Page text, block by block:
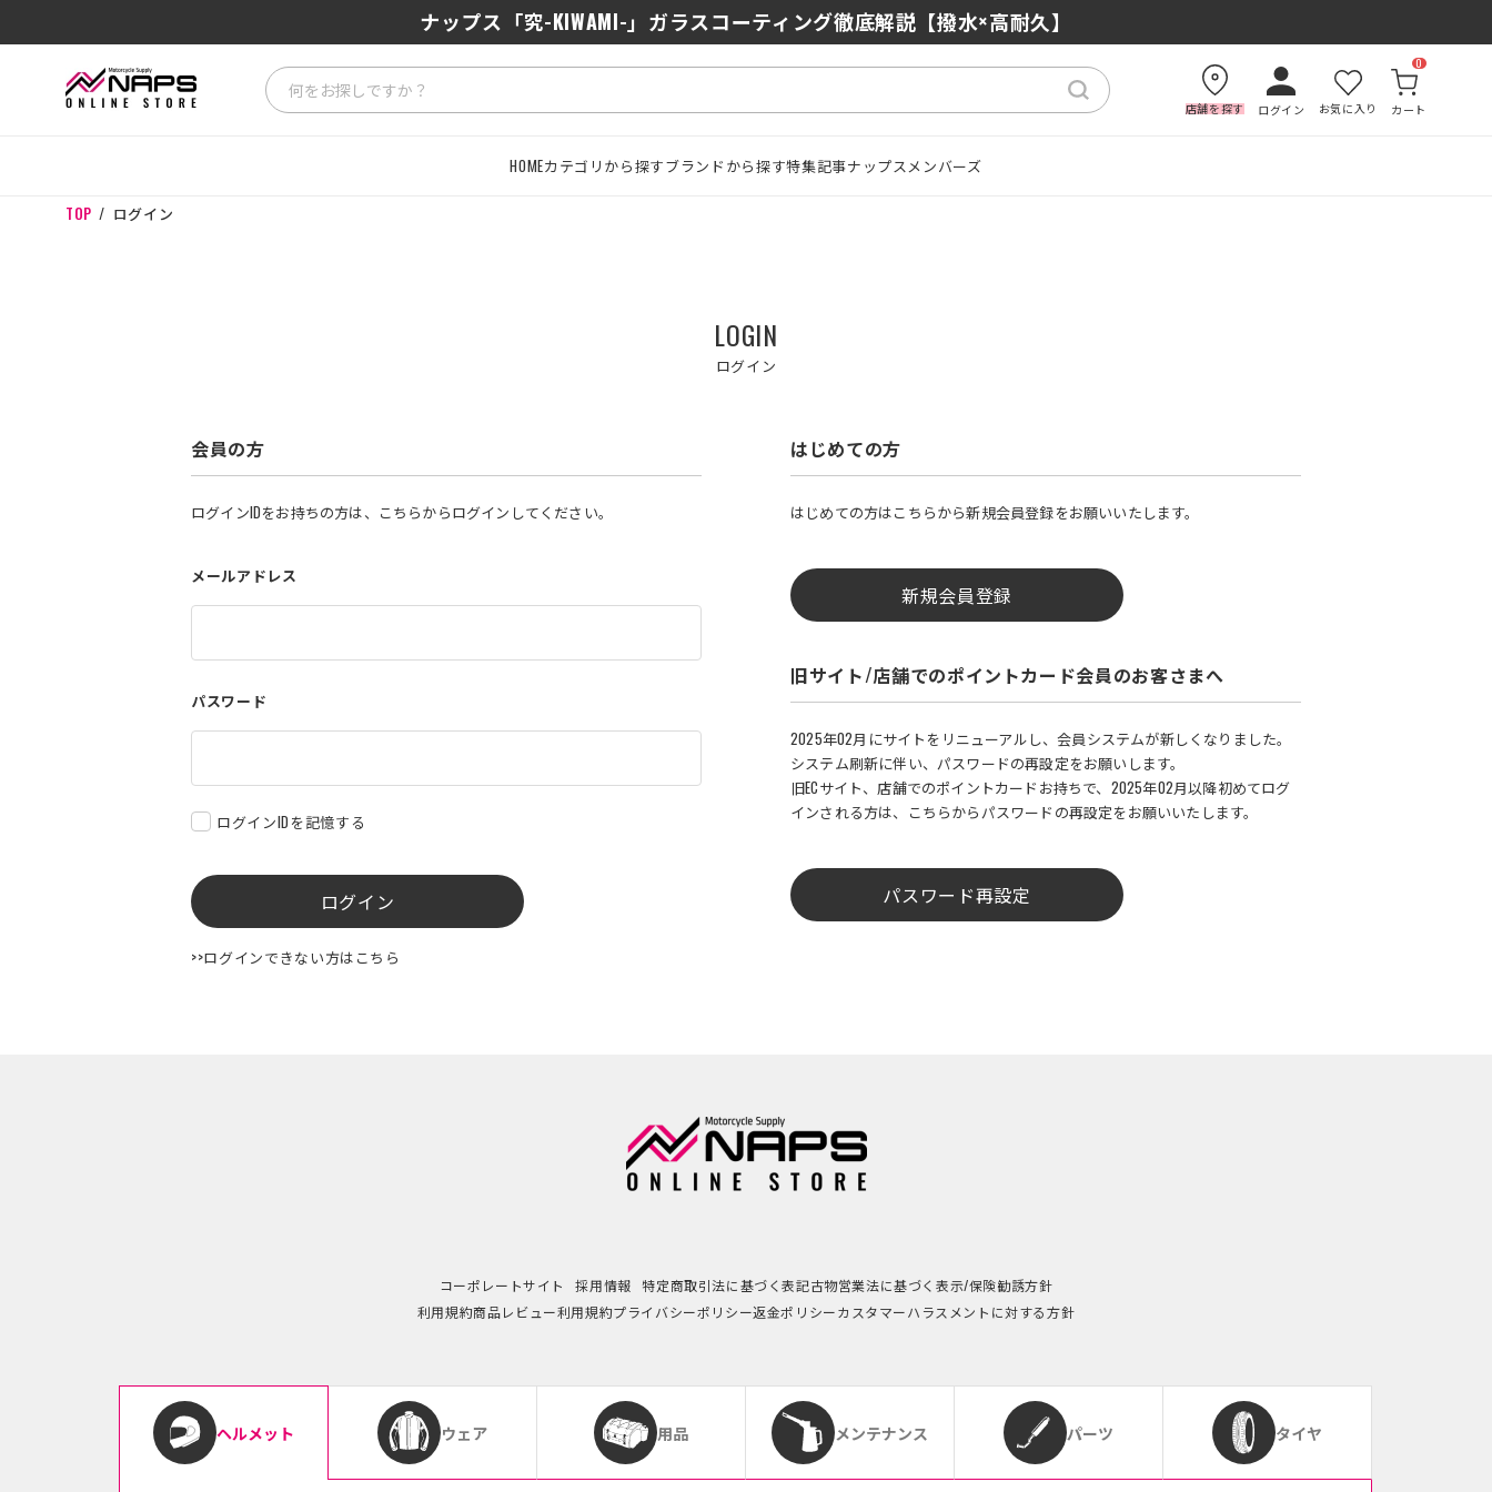
ナップス「究-KIWAMI-」ガラスコーティング徹底解説【撥水×高耐久】
店舗を探す ログイン お気に入り カート
0
HOMEカテゴリから探すブランドから探す特集記事ナップスメンバーズ
TOP ログイン
LOGIN
ログイン
会員の方
ログインIDをお持ちの方は、こちらからログインしてください。
メールアドレス
パスワード
ログインIDを記憶する
ログイン
>>ログインできない方はこちら
はじめての方
はじめての方はこちらから新規会員登録をお願いいたします。
新規会員登録
旧サイト/店舗でのポイントカード会員のお客さまへ
2025年02月にサイトをリニューアルし、会員システムが新しくなりました。
システム刷新に伴い、パスワードの再設定をお願いします。
旧ECサイト、店舗でのポイントカードお持ちで、2025年02月以降初めてログ
インされる方は、こちらからパスワードの再設定をお願いいたします。
パスワード再設定
コーポレートサイト 採用情報 特定商取引法に基づく表記古物営業法に基づく表示/保険勧誘方針
利用規約商品レビュー利用規約プライバシーポリシー返金ポリシーカスタマーハラスメントに対する方針
ヘルメット ウェア 用品 メンテナンス パーツ タイヤ